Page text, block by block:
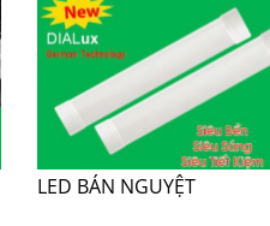
LED BÁN NGUYỆT